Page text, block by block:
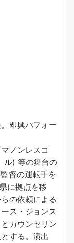
即興パフォー
ノンレスコ
ル) 等の舞台の
督の運転手を
に拠点を移
の依頼による
ス・ジョンス
カウンセリン
する。演出